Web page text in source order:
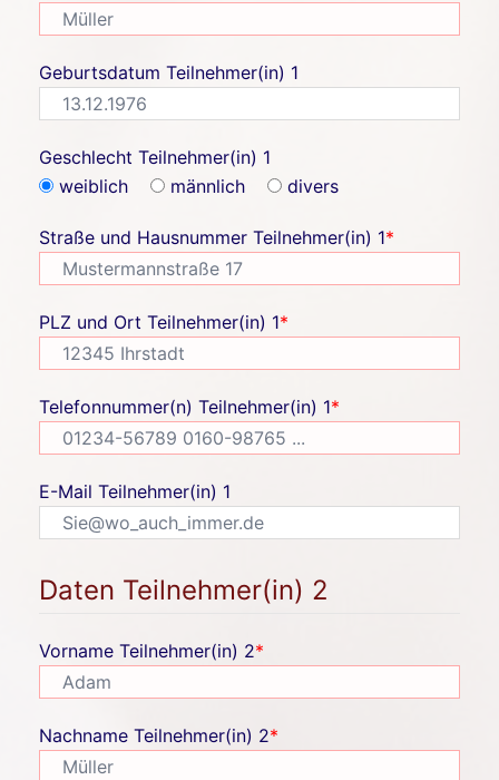
Geburtsdatum Teilnehmer(in) 1
Geschlecht Teilnehmer(in) 1
weiblich
männlich divers
Straße und Hausnummer Teilnehmer(in) 1*
PLZ und Ort Teilnehmer(in) 1*
Telefonnummer(n) Teilnehmer(in) 1*
E-Mail Teilnehmer(in) 1
Daten Teilnehmer(in) 2
Vorname Teilnehmer(in) 2*
Nachname Teilnehmer(in) 2*